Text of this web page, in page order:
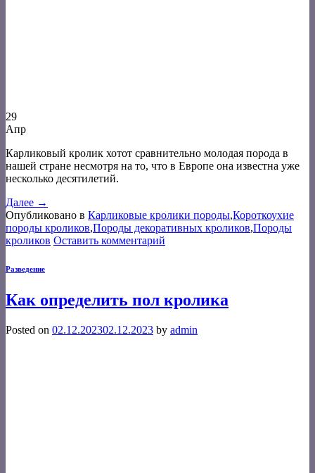
29
Апр
Карликовый кролик хотот сравнительно молодая порода в
нашей стране несмотря на то, что в Европе она известна уже
несколько десятилетий.
Далее →
Опубликовано в Карликовые кролики породы,Короткоухие
породы кроликов,Породы декоративных кроликов,Породы
кроликов Оставить комментарий
Разведение
Как определить пол кролика
Posted on 02.12.202302.12.2023 by admin